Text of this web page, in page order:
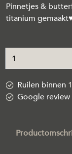
Pinnetjes &
titanium
Ruilen binnen
Google review